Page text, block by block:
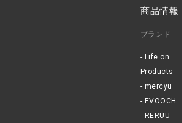
商品情報
ブランド
Life on
Products
mercyu
EVOOCH
RERUU